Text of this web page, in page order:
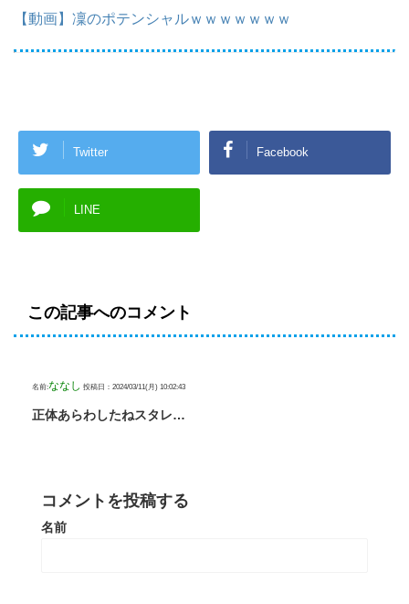
【動画】凜のポテンシャルｗｗｗｗｗｗｗ
Twitter Facebook
LINE
この記事へのコメント
名前:ななし 投稿日：2024/03/11(月) 10:02:43
正体あらわしたねスタレ…
コメントを投稿する
名前